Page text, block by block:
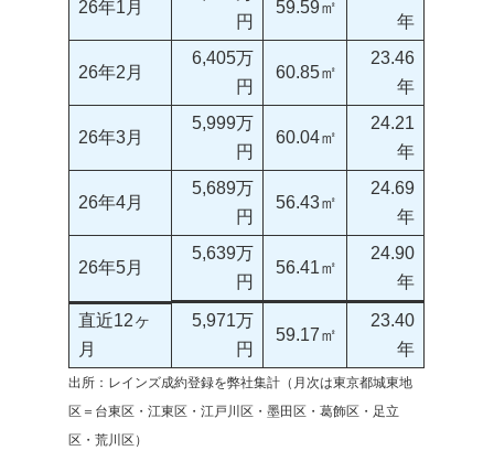
26年1月
円
59.59㎡
年
26年2月
6,405万
円
60.85㎡
23.46
年
26年3月
5,999万
円
60.04㎡
24.21
年
26年4月
5,689万
円
56.43㎡
24.69
年
26年5月
5,639万
円
56.41㎡
24.90
年
直近12ヶ
月
5,971万
円
59.17㎡
23.40
年
出所：レインズ成約登録を弊社集計（月次は東京都城東地
区＝台東区・江東区・江戸川区・墨田区・葛飾区・足立
区・荒川区）